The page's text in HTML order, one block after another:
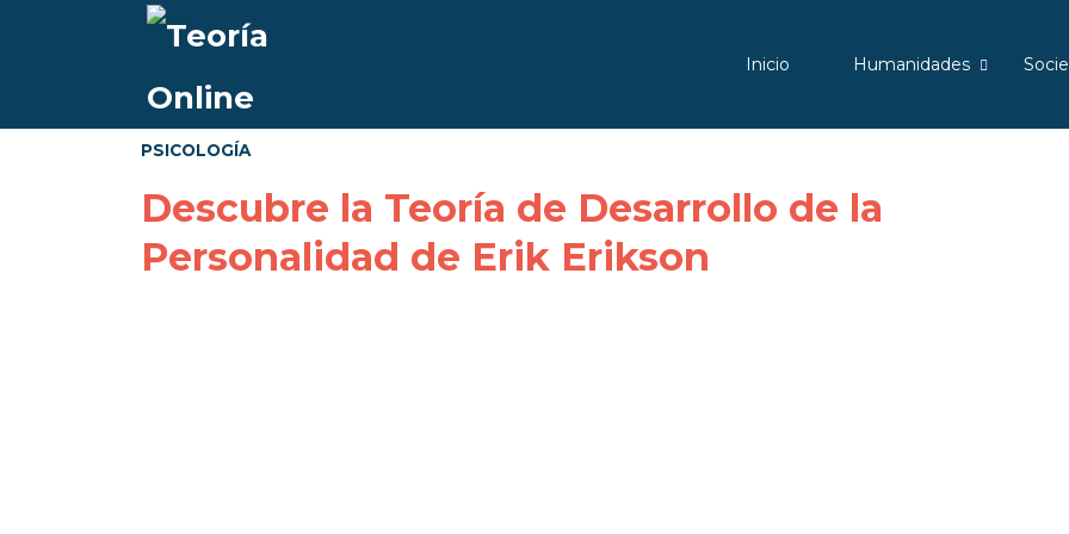
Inicio Humanidades
PSICOLOGÍA
Descubre la Teoría de Desarrollo de la
Personalidad de Erik Erikson